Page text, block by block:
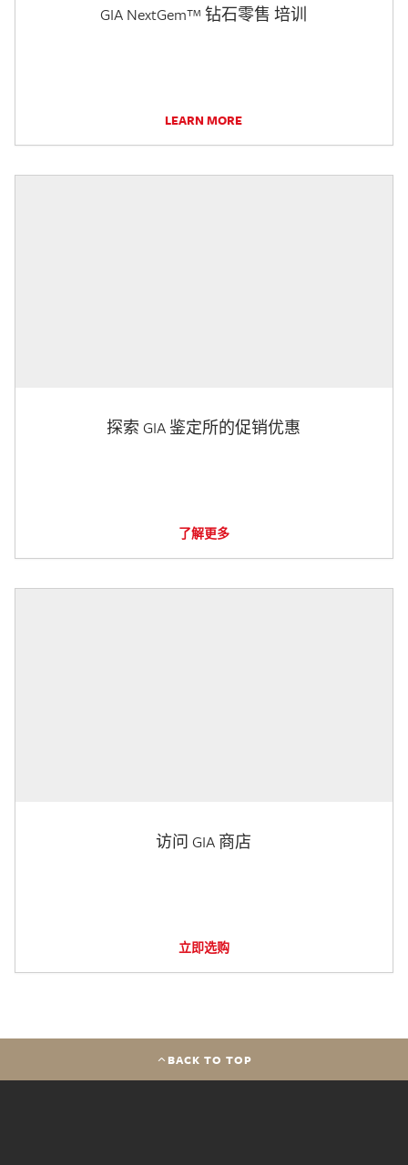
GIA NextGem™ 钻石零售 培训
LEARN MORE
探索 GIA 鉴定所的促销优惠
了解更多
访问 GIA 商店
立即选购
BACK TO TOP